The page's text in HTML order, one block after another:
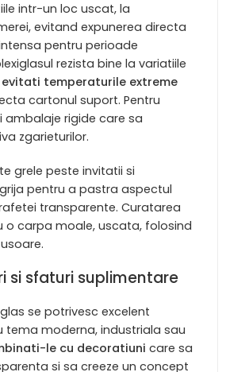
intr-un loc uscat, la
evitand expunerea directa
pentru perioade
rezista bine la variatiile
evitati temperaturile extreme
cartonul suport. Pentru
ambalaje rigide care sa
zgarieturilor.
grele peste invitatii si
pentru a pastra aspectul
transparente. Curatarea
o carpa moale, uscata, folosind
si sfaturi suplimentare
se potrivesc excelent
tema moderna, industriala sau
le cu decoratiuni care sa
si sa creeze un concept